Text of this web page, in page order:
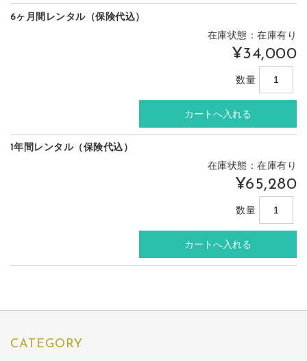
6ヶ月間レンタル（保険代込）
在庫状態：在庫有り
¥34,000
数量
1年間レンタル（保険代込）
在庫状態：在庫有り
¥65,280
数量
CATEGORY